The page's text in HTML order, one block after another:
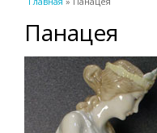
Панацея